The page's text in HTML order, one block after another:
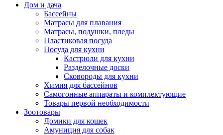
Дом и дача
Бассейны
Матрасы для плавания
Матрасы, подушки, пледы
Пластиковая посуда
Посуда для кухни
Кастрюли для кухни
Разделочные доски
Сковороды для кухни
Химия для бассейнов
Самогонные аппараты и комплектующие
Товары первой необходимости
Зоотовары
Домики для кошек
Амуниция для собак